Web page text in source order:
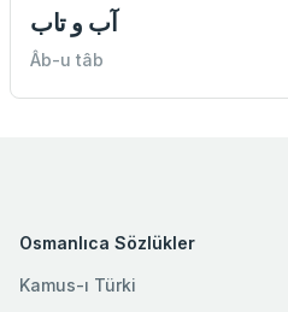
آب و تاب
Âb-u tâb
Osmanlıca Sözlükler
Kamus-ı Türki